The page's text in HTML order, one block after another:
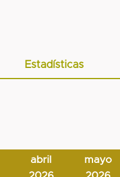
Estadísticas
abril
mayo